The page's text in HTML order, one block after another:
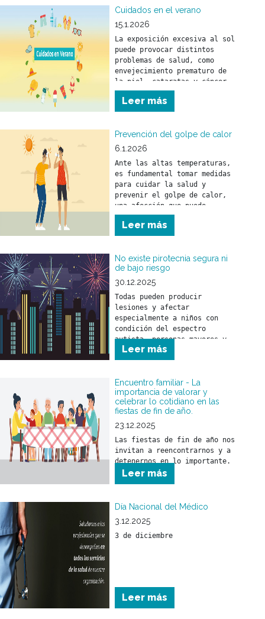
criaderos.
Cuidados en el verano
15.1.2026
La exposición excesiva al sol
puede provocar distintos
problemas de salud, como
envejecimiento prematuro de
la piel, cataratas y cáncer
de piel.
Leer más
Prevención del golpe de calor
6.1.2026
Ante las altas temperaturas,
es fundamental tomar medidas
para cuidar la salud y
prevenir el golpe de calor,
una afección que puede
afectar a personas de
Leer más
No existe pirotecnia segura ni
de bajo riesgo
30.12.2025
Todas pueden producir
lesiones y afectar
especialmente a niños con
condición del espectro
autista, personas mayores y
animales.
Leer más
Encuentro familiar - La
importancia de valorar y
celebrar lo cotidiano en las
fiestas de fin de año.
23.12.2025
Las fiestas de fin de año nos
invitan a reencontrarnos y a
detenernos en lo importante.
Leer más
Día Nacional del Médico
3.12.2025
3 de diciembre
Leer más